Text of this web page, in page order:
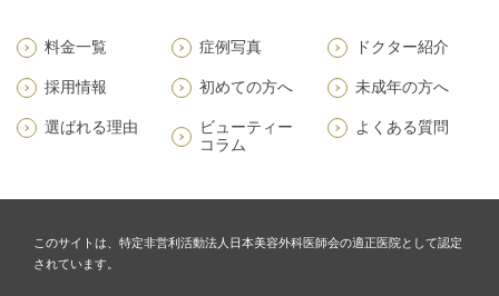
料金一覧 症例写真 ドクター紹介
採用情報 初めての方へ 未成年の方へ
選ばれる理由
ビューティー
コラム
よくある質問
このサイトは、特定非営利活動法人日本美容外科医師会の適正医院として認定
されています。